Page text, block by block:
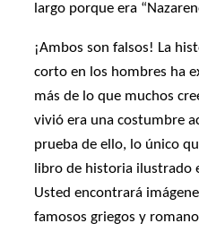
largo porque era
¡Ambos son falsos! La
corto en los hombres ha
más de lo que muchos
vivió era una costumbre
prueba de ello, lo único
libro de historia ilustrado
Usted encontrará
famosos griegos y